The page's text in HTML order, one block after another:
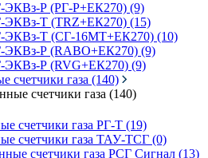
ЭКВз-Р (РГ-Р+ЕК270) (9)
ЭКВз-Т (TRZ+ЕК270) (15)
ЭКВз-Т (СГ-16МТ+ЕК270) (10)
ЭКВз-Р (RABO+ЕК270) (9)
ЭКВз-Р (RVG+ЕК270) (9)
счетчики газа (140)
счетчики газа (140)
счетчики газа РГ-Т (19)
счетчики газа ТАУ-ТСГ (0)
счетчики газа РСГ Сигнал (13)